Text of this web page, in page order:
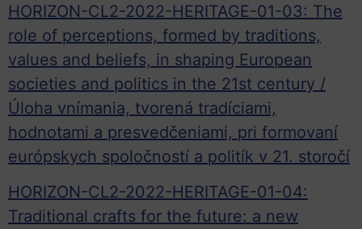
HORIZON-CL2-2022-HERITAGE-01-03: The
role of perceptions, formed by traditions,
values and beliefs, in shaping European
societies and politics in the 21st century /
Úloha vnímania, tvorená tradíciami,
hodnotami a presvedčeniami, pri formovaní
európskych spoločností a politík v 21. storočí
HORIZON-CL2-2022-HERITAGE-01-04:
Traditional crafts for the future: a new